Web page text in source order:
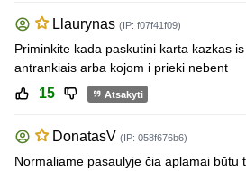
Llaurynas (IP: f07f41f09)
Priminkite kada paskutini karta kazkas
antrankiais arba kojom i prieki nebent
15 Atsakyti
DonatasV (IP: 058f676b6)
Normaliame pasaulyje čia aplamai būtu